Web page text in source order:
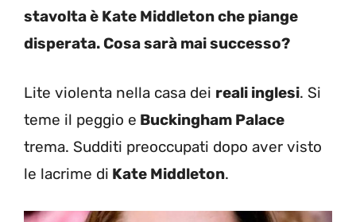
stavolta è Kate Middleton che piange
disperata. Cosa sarà mai successo?
Lite violenta nella casa dei reali inglesi. Si
teme il peggio e Buckingham Palace
trema. Sudditi preoccupati dopo aver visto
le lacrime di Kate Middleton.